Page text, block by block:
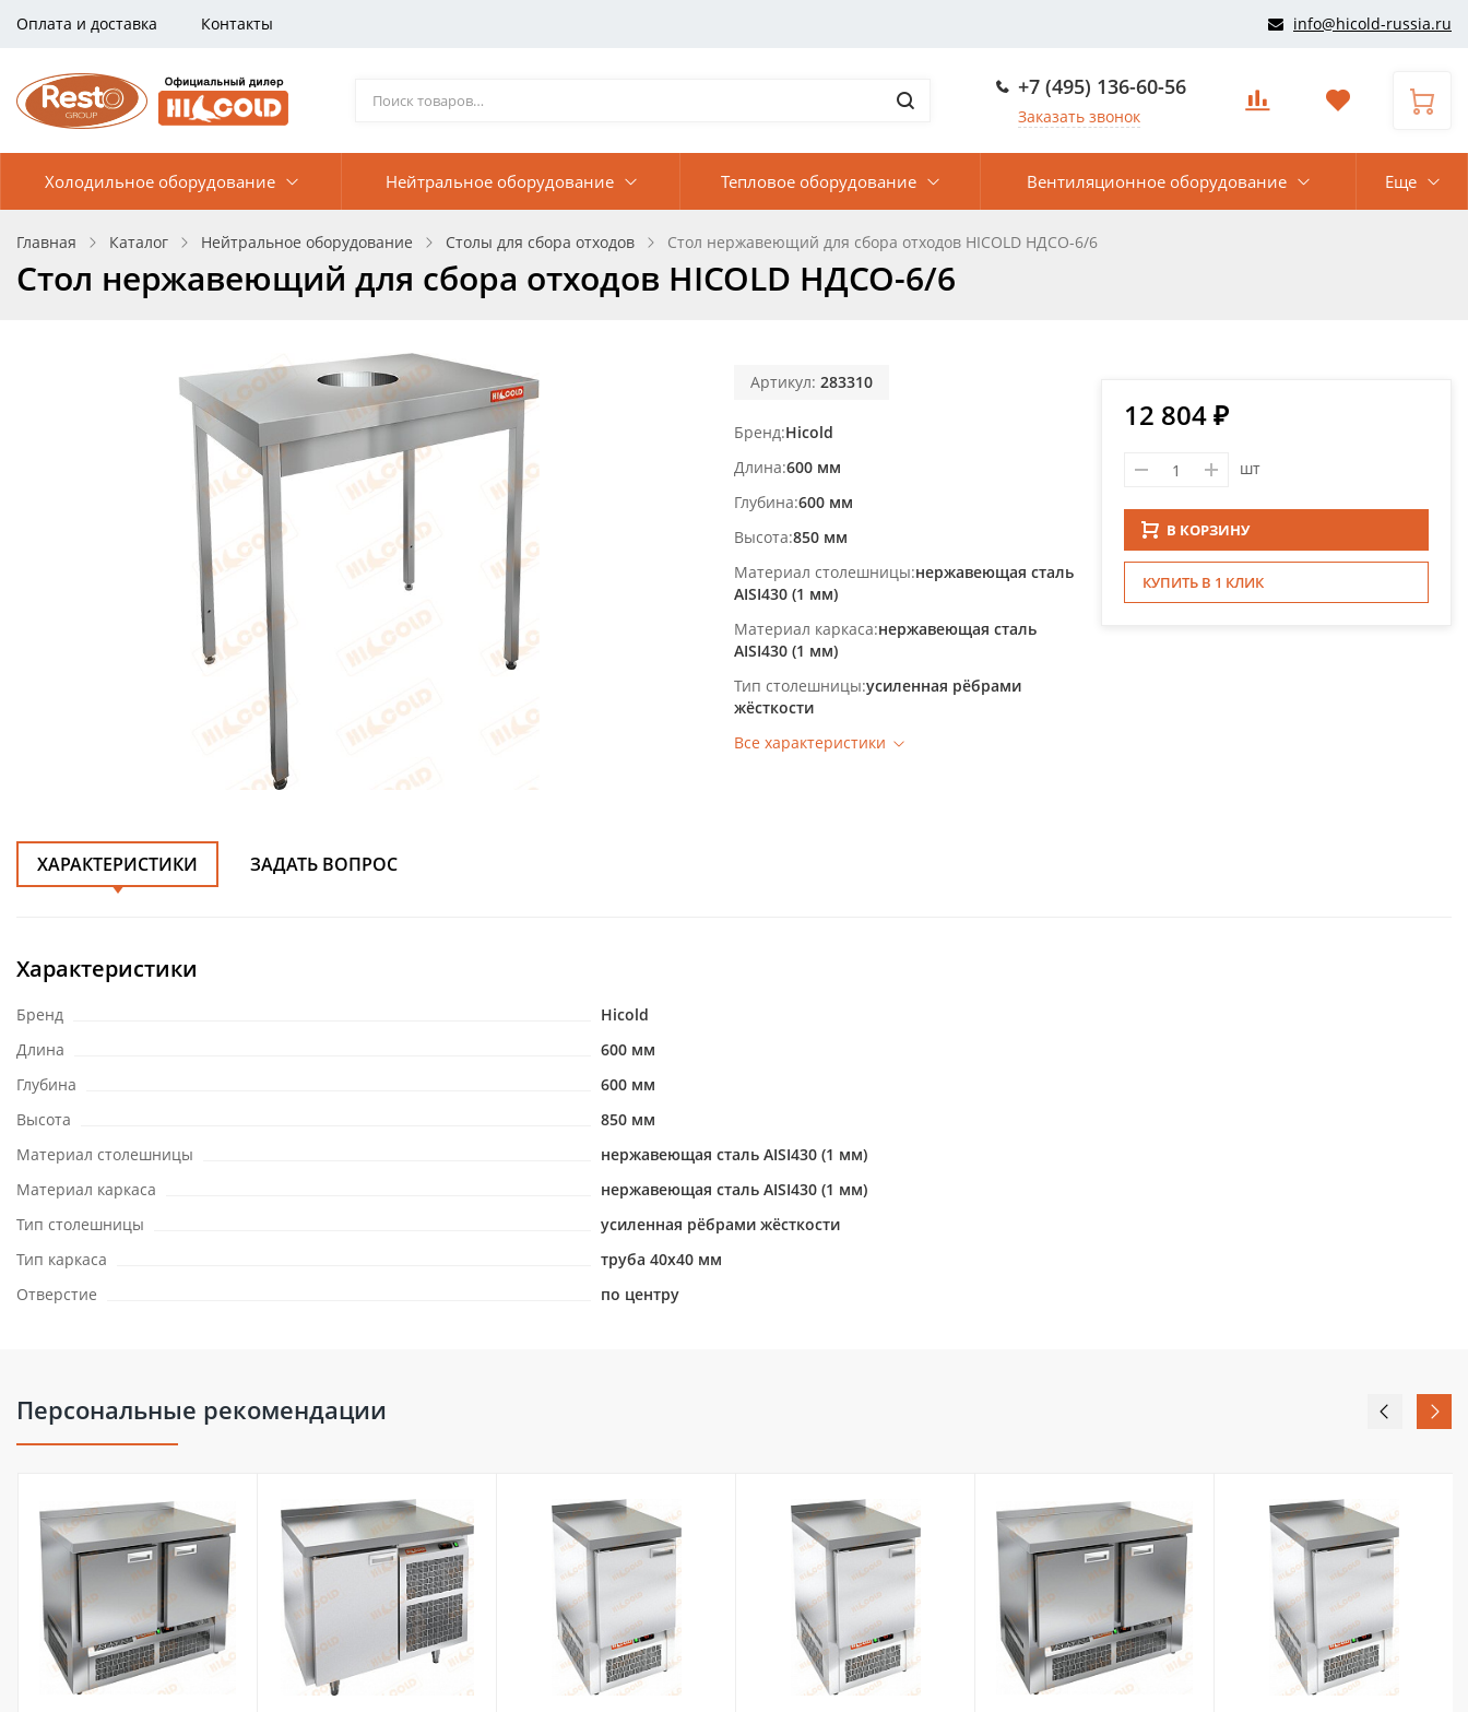
Оплата и доставка Контакты info@hicold-russia.ru
+7 (495) 136-60-56
Заказать звонок
Холодильное оборудование Нейтральное оборудование Тепловое оборудование Вентиляционное оборудование Еще
Главная Каталог Нейтральное оборудование Столы для сбора отходов Стол нержавеющий для сбора отходов HICOLD НДСО-6/6
Стол нержавеющий для сбора отходов HICOLD НДСО-6/6
Артикул: 283310
Бренд Hicold
Длина 600 мм
Глубина 600 мм
Высота 850 мм
Материал столешницы нержавеющая сталь
AISI430 (1 мм)
Материал каркаса нержавеющая сталь
AISI430 (1 мм)
Тип столешницы усиленная рёбрами
жёсткости
Все характеристики
12 804 ₽
шт
В КОРЗИНУ
КУПИТЬ В 1 КЛИК
ХАРАКТЕРИСТИКИ ЗАДАТЬ ВОПРОС
Характеристики
Бренд
Hicold
Длина
600 мм
Глубина
600 мм
Высота
850 мм
Материал столешницы
нержавеющая сталь AISI430 (1 мм)
Материал каркаса
нержавеющая сталь AISI430 (1 мм)
Тип столешницы
усиленная рёбрами жёсткости
Тип каркаса
труба 40х40 мм
Отверстие
по центру
Персональные рекомендации